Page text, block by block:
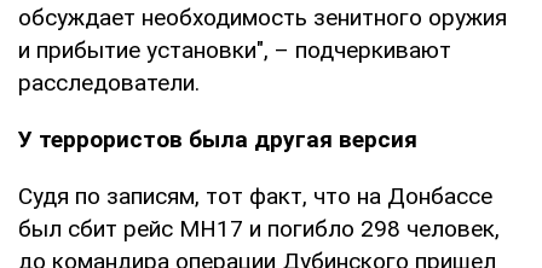
обсуждает необходимость зенитного оружия
и прибытие установки", – подчеркивают
расследователи.
У террористов была другая версия
Судя по записям, тот факт, что на Донбассе
был сбит рейс MH17 и погибло 298 человек,
до командира операции Дубинского пришел